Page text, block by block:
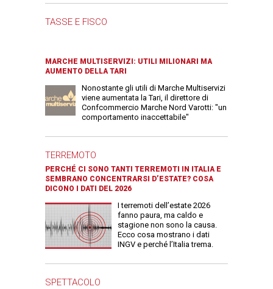
TASSE E FISCO
MARCHE MULTISERVIZI: UTILI MILIONARI MA
AUMENTO DELLA TARI
Nonostante gli utili di Marche Multiservizi
viene aumentata la Tari, il direttore di
Confcommercio Marche Nord Varotti: "un
comportamento inaccettabile"
TERREMOTO
PERCHÉ CI SONO TANTI TERREMOTI IN ITALIA E
SEMBRANO CONCENTRARSI D’ESTATE? COSA
DICONO I DATI DEL 2026
I terremoti dell’estate 2026
fanno paura, ma caldo e
stagione non sono la causa.
Ecco cosa mostrano i dati
INGV e perché l’Italia trema.
SPETTACOLO